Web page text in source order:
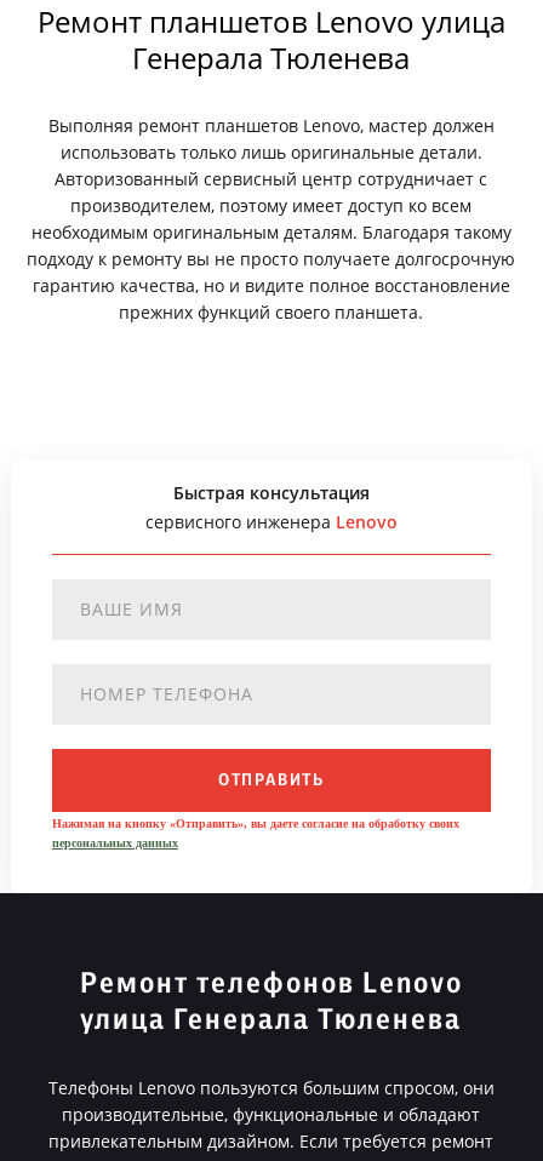
Ремонт планшетов Lenovo улица
Генерала Тюленева
Выполняя ремонт планшетов Lenovo, мастер должен
использовать только лишь оригинальные детали.
Авторизованный сервисный центр сотрудничает с
производителем, поэтому имеет доступ ко всем
необходимым оригинальным деталям. Благодаря такому
подходу к ремонту вы не просто получаете долгосрочную
гарантию качества, но и видите полное восстановление
прежних функций своего планшета.
Быстрая консультация
сервисного инженера Lenovo
ОТПРАВИТЬ
Нажимая на кнопку «Отправить», вы даете согласие на обработку своих
персональных данных
Ремонт телефонов Lenovo
улица Генерала Тюленева
Телефоны Lenovo пользуются большим спросом, они
производительные, функциональные и обладают
привлекательным дизайном. Если требуется ремонт